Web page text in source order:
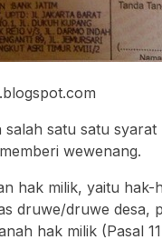
satu satu
wewenang.
hak milik, yaitu
druwe/druwe desa,
hak milik (Pasal